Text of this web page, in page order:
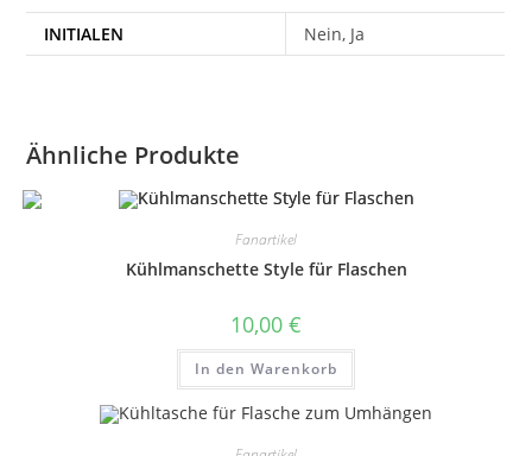
INITIALEN Nein, Ja
Ähnliche Produkte
Fanartikel
Kühlmanschette Style für Flaschen
10,00 €
In den Warenkorb